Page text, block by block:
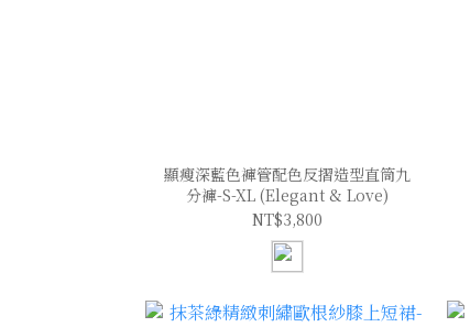
顯瘦深藍色褲管配色反摺造型直筒九
分褲-S-XL (Elegant & Love)
NT$3,800